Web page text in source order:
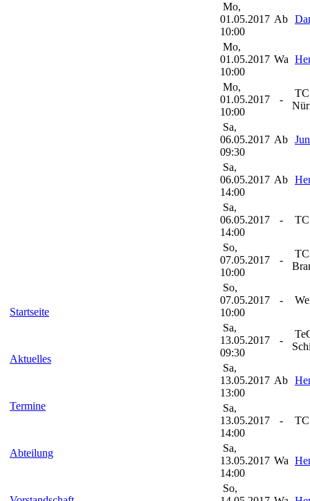
Startseite
Aktuelles
Termine
Abteilung
Mo,
01.05.2017
10:00
Ab
Mo,
01.05.2017
10:00
Wa
Mo,
01.05.2017
10:00
-
Sa,
06.05.2017
09:30
Ab
Sa,
06.05.2017
14:00
Ab
Sa,
06.05.2017
14:00
-
So,
07.05.2017
10:00
-
So,
07.05.2017
10:00
-
Sa,
13.05.2017
09:30
-
Sa,
13.05.2017
13:00
Ab
Sa,
13.05.2017
14:00
-
Sa,
13.05.2017
14:00
Wa
So,